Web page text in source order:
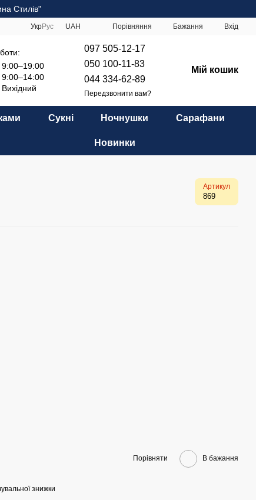
Стилів"
УкрРус UAH Порівняння Бажання Вхід
9:00–19:00
9:00–14:00
Вихідний
097 505-12-17
050 100-11-83
044 334-62-89
Передзвонити вам?
Мій кошик
Сукні Ночнушки Сарафани
Новинки
Артикул
869
Порівняти В бажання
знижки